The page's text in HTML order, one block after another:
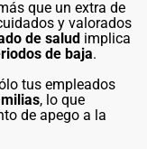
que un extra de
y valorados
de salud implica
de baja.
tus empleados
, lo que
de apego a la